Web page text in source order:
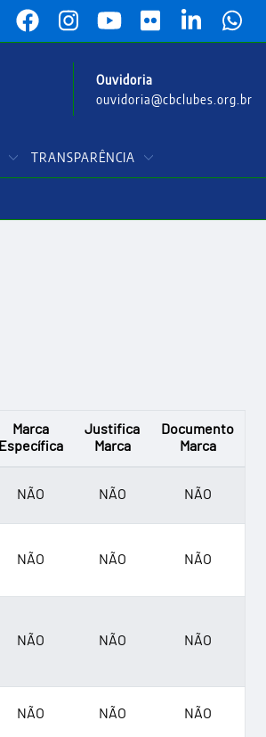
Ouvidoria
ouvidoria@cbclubes.org.br
TRANSPARÊNCIA
Marca
Específica
Justifica
Marca
Documento
Marca
NÃO NÃO NÃO
NÃO NÃO NÃO
NÃO NÃO NÃO
NÃO NÃO NÃO